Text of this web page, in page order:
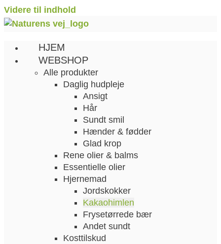
Videre til indhold
HJEM
WEBSHOP
Alle produkter
Daglig hudpleje
Ansigt
Hår
Sundt smil
Hænder & fødder
Glad krop
Rene olier & balms
Essentielle olier
Hjernemad
Jordskokker
Kakaohimlen
Frysetørrede bær
Andet sundt
Kosttilskud